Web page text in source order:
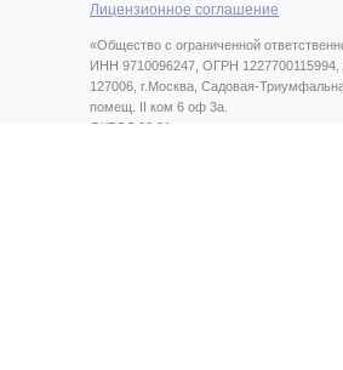
Лицензионное соглашение
«Общество с ограниченной
ИНН 9710096247, ОГРН 1227700115994,
127006, г.Москва, Садовая-
помещ. II ком 6 оф 3а.
ОКВЭД 62.01